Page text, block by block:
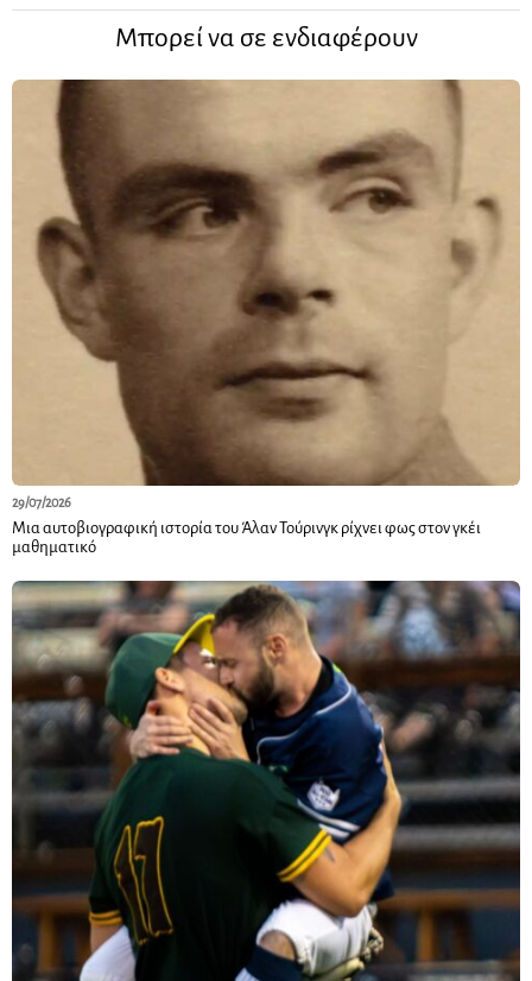
Μπορεί να σε ενδιαφέρουν
29/07/2026
Μια αυτοβιογραφική ιστορία του Άλαν Τούρινγκ ρίχνει φως στον γκέι
μαθηματικό